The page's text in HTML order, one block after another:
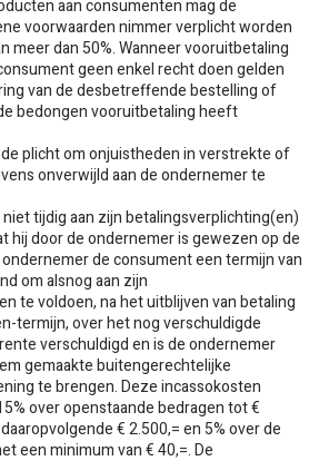
aan consumenten mag de
voorwaarden nimmer verplicht worden
meer dan 50%. Wanneer vooruitbetaling
geen enkel recht doen gelden
van de desbetreffende bestelling of
bedongen vooruitbetaling heeft
plicht om onjuistheden in verstrekte of
onverwijld aan de ondernemer te
tijdig aan zijn betalingsverplichting(en)
hij door de ondernemer is gewezen op de
de consument een termijn van
om alsnog aan zijn
te voldoen, na het uitblijven van betaling
termijn, over het nog verschuldigde
verschuldigd en is de ondernemer
gemaakte buitengerechtelijke
te brengen. Deze incassokosten
over openstaande bedragen tot €
€ 2.500,= en 5% over de
een minimum van € 40,=. De